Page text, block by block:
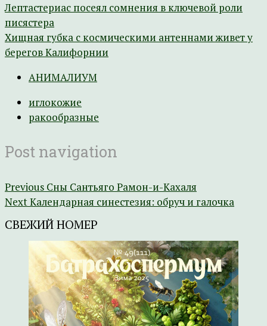
Лептастериас посеял сомнения в ключевой роли
писястера
Хищная губка с космическими антеннами живет у
берегов Калифорнии
АНИМАЛИУМ
иглокожие
ракообразные
Post navigation
Previous Сны Сантьяго Рамон-и-Кахаля
NextКалендарная синестезия: обруч и галочка
СВЕЖИЙ НОМЕР